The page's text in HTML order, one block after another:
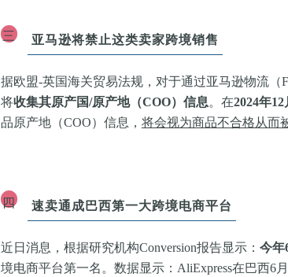
三 亚马逊将禁止这类卖家跨境销售
据欧盟-英国海关贸易法规，对于通过亚马逊物流
将收集其原产国/原产地（COO）信息。在2024年
品原产地（COO）信息， 将会视为商品不合格从而
四 速卖通成巴西第一大跨境电商平台
近日消息，根据研究机构Conversion报告显示： 今年
境电商平台第一名。数据显示：AliExpress在巴西6